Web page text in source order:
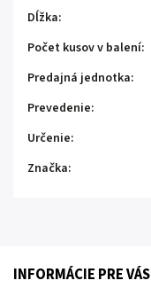
Dĺžka:
Počet kusov v balení:
Predajná jednotka:
Prevedenie:
Určenie:
Značka:
INFORMÁCIE PRE VÁS